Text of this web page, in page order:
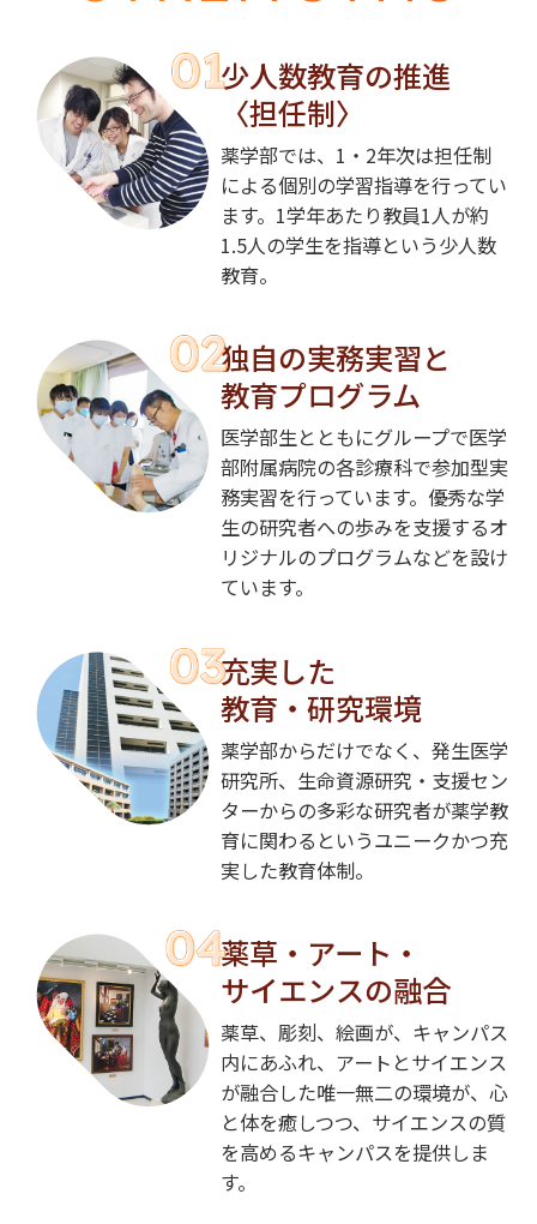
少人数教育の推進
〈担任制〉
薬学部では、1・2年次は担任制
による個別の学習指導を行ってい
ます。1学年あたり教員1人が約
1.5人の学生を指導という少人数
教育。
独自の実務実習と
教育プログラム
医学部生とともにグループで医学
部附属病院の各診療科で参加型実
務実習を行っています。優秀な学
生の研究者への歩みを支援するオ
リジナルのプログラムなどを設け
ています。
充実した
教育・研究環境
薬学部からだけでなく、発生医学
研究所、生命資源研究・支援セン
ターからの多彩な研究者が薬学教
育に関わるというユニークかつ充
実した教育体制。
薬草・アート・
サイエンスの融合
薬草、彫刻、絵画が、キャンパス
内にあふれ、アートとサイエンス
が融合した唯一無二の環境が、心
と体を癒しつつ、サイエンスの質
を高めるキャンパスを提供しま
す。